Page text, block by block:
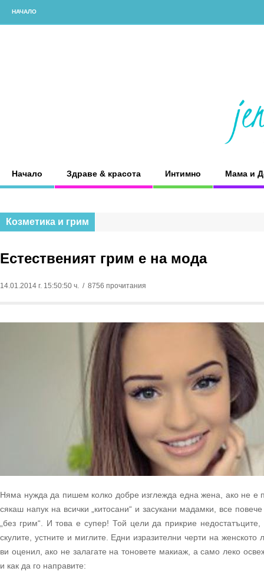
НАЧАЛО
Начало Здраве & красота Интимно Мама и
Козметика и грим
Естественият грим е на мода
14.01.2014 г. 15:50:50 ч. / 8756 прочитания
Няма нужда да пишем колко добре изглежда една жена, ако не е
сякаш напук на всички „китосани“ и засукани мадамки, все
„без грим“. И това е супер! Той цели да прикрие
скулите, устните и миглите. Едни изразителни черти на
ви оценил, ако не залагате на тоновете макиаж, а само леко
и как да го направите: